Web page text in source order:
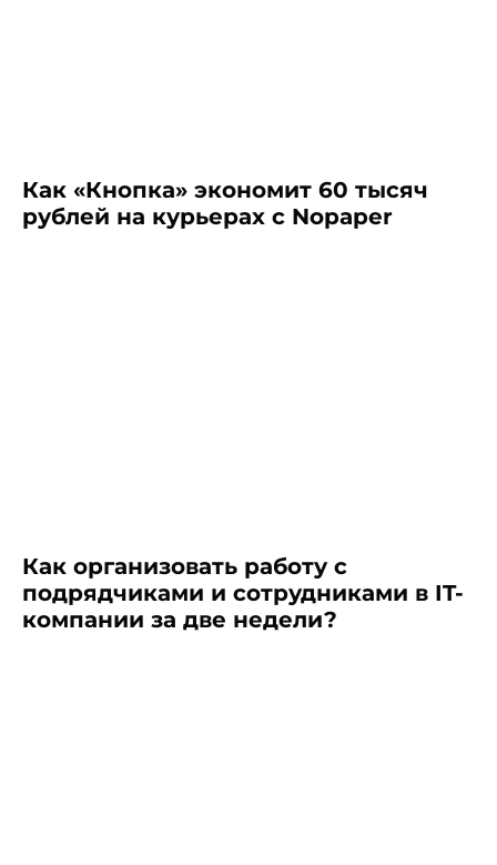
Как «Кнопка» экономит 60 тысяч
рублей на курьерах с Nopaper
Как организовать работу с
подрядчиками и сотрудниками в IT-
компании за две недели?